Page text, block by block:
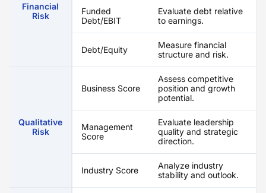
Financial
Risk
Funded
Debt/EBIT
Evaluate debt relative
to earnings.
Debt/Equity
Measure financial
structure and risk.
Qualitative
Risk
Business Score
Assess competitive
position and growth
potential.
Management
Score
Evaluate leadership
quality and strategic
direction.
Industry Score
Analyze industry
stability and outlook.